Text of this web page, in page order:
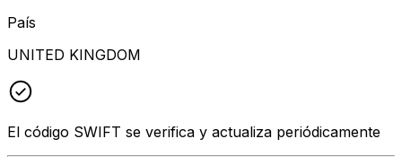
País
UNITED KINGDOM
El código SWIFT se verifica y actualiza periódicamente